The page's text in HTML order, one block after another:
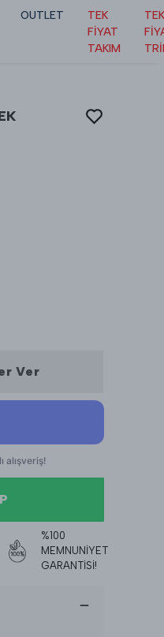
OUTLET
TEK
FİYAT
TAKIM
TEK
Ver
%100
MEMNUNİYET
GARANTİSİ!